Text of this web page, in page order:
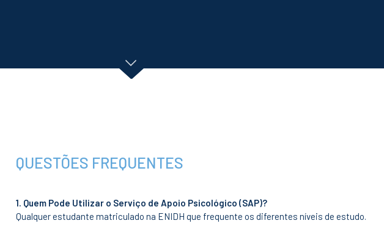
QUESTÕES FREQUENTES
1. Quem Pode Utilizar o Serviço de Apoio Psicológico (SAP)?
Qualquer estudante matriculado na ENIDH que frequente os diferentes níveis de estudo.